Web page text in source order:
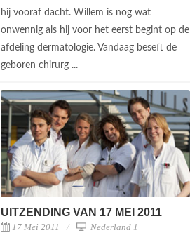
hij vooraf dacht. Willem is nog wat
onwennig als hij voor het eerst begint op de
afdeling dermatologie. Vandaag beseft de
geboren chirurg ...
UITZENDING VAN 17 MEI 2011
17 Mei 2011 Nederland 1